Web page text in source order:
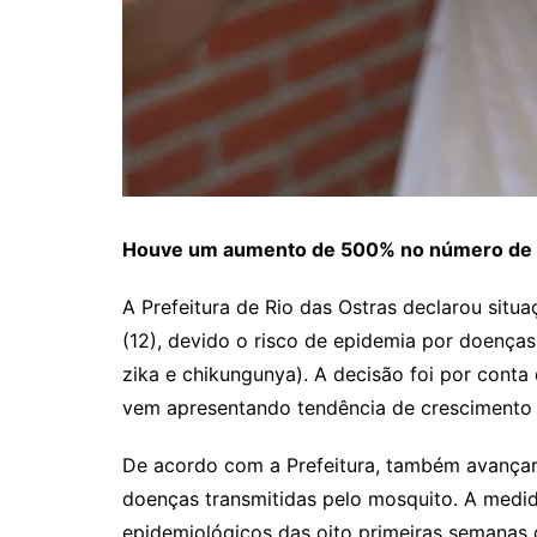
Houve um aumento de 500% no número
A Prefeitura de Rio das Ostras declarou
(12), devido o risco de epidemia por
zika e chikungunya). A decisão foi por
vem apresentando tendência de
De acordo com a Prefeitura, também
doenças transmitidas pelo mosquito. A
epidemiológicos das oito primeiras